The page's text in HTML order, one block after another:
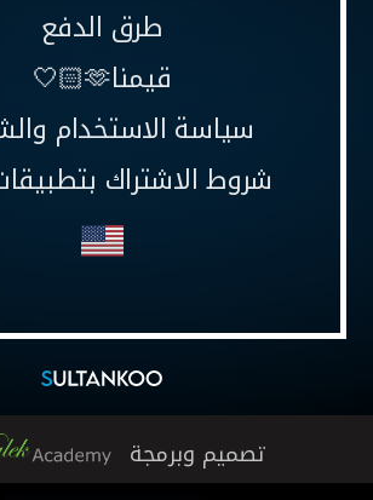
طرق الدفع
قيمنا🫶🏻🤍
سياسة الاستخدام
شروط الاشتراك
تصميم وبرمجة